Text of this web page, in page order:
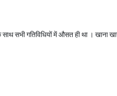
के साथ सभी गतिविधियों में औसत ही था ।